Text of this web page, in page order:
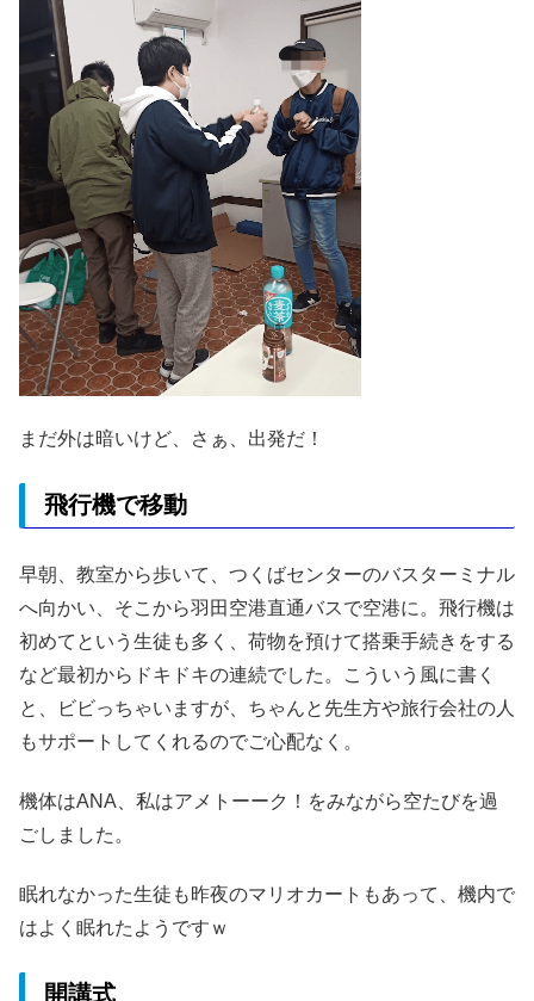
まだ外は暗いけど、さぁ、出発だ！
飛行機で移動
早朝、教室から歩いて、つくばセンターのバスターミナル
へ向かい、そこから羽田空港直通バスで空港に。飛行機は
初めてという生徒も多く、荷物を預けて搭乗手続きをする
など最初からドキドキの連続でした。こういう風に書く
と、ビビっちゃいますが、ちゃんと先生方や旅行会社の人
もサポートしてくれるのでご心配なく。
機体はANA、私はアメトーーク！をみながら空たびを過
ごしました。
眠れなかった生徒も昨夜のマリオカートもあって、機内で
はよく眠れたようですｗ
開講式